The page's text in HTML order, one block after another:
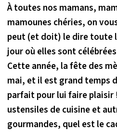
À toutes nos mamans,
mamounes chéries, on
peut (et doit) le dire toute
jour où elles sont
Cette année, la fête des
mai, et il est grand temps
parfait pour lui faire plaisir
ustensiles de cuisine et
gourmandes, quel est le